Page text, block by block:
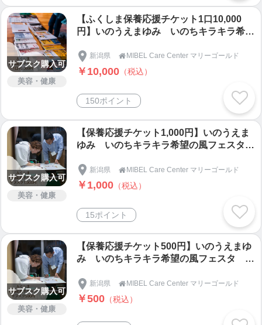
サブスク購入可
美容・健康
【ふくしま保養応援チケット1口10,000
円】いのうえまゆみ いのちキラキラ希望
一原発事故で被災された方の保養サポート
チケット
新潟県  MIBEL Care Center マリーゴールド
￥10,000 （税込）
150ポイント
サブスク購入可
美容・健康
【保養応援チケット1,000円】いのうえま
ゆみ いのちキラキラ希望の風フェスタ
災された方の保養サポートチケット
新潟県 MIBEL Care Center マリーゴールド
￥1,000 （税込）
15ポイント
サブスク購入可
美容・健康
【保養応援チケット500円】いのうえまゆ
み いのちキラキラ希望の風フェスタ 東
た方の保養サポートチケット
新潟県  MIBEL Care Center マリーゴールド
￥500 （税込）